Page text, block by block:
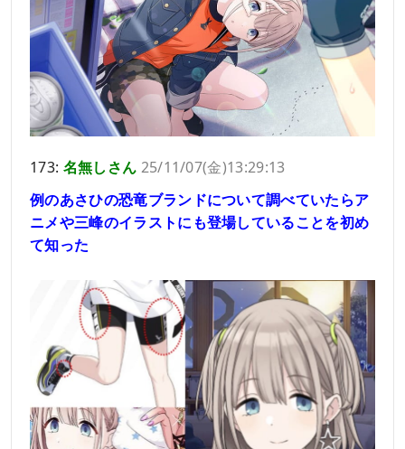
173: 名無しさん 25/11/07(金)13:29:13
例のあさひの恐竜ブランドについて調べていたらア
ニメや三峰のイラストにも登場していることを初め
て知った